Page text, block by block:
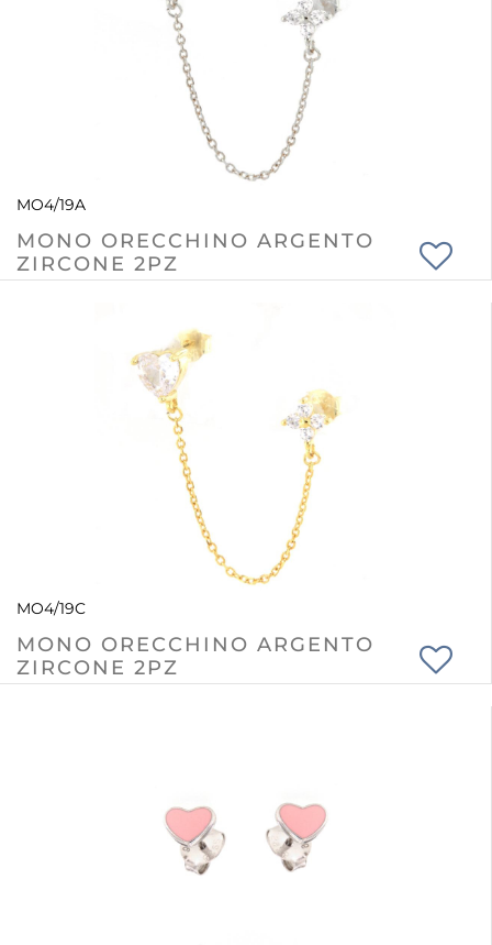
MO4/19A
MONO ORECCHINO ARGENTO
ZIRCONE 2PZ
MO4/19C
MONO ORECCHINO ARGENTO
ZIRCONE 2PZ